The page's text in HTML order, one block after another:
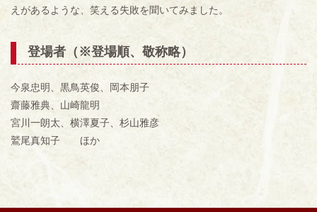
えがあるような、笑える失敗を聞いてみました。
登場者（※登場順、敬称略）
今泉忠明、黒鳥英俊、岡本朋子
齋藤雅典、山崎龍明
宮川一朗太、横澤夏子、杉山雅彦
鷲尾真知子 ほか